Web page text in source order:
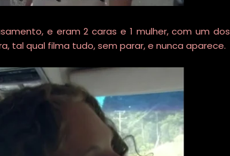
e eram 2 caras e 1 mulher, com um dos
tal qual filma tudo, sem parar, e nunca aparece.